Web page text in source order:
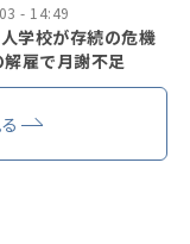
- 14:49
学校が存続の危機
解雇で月謝不足